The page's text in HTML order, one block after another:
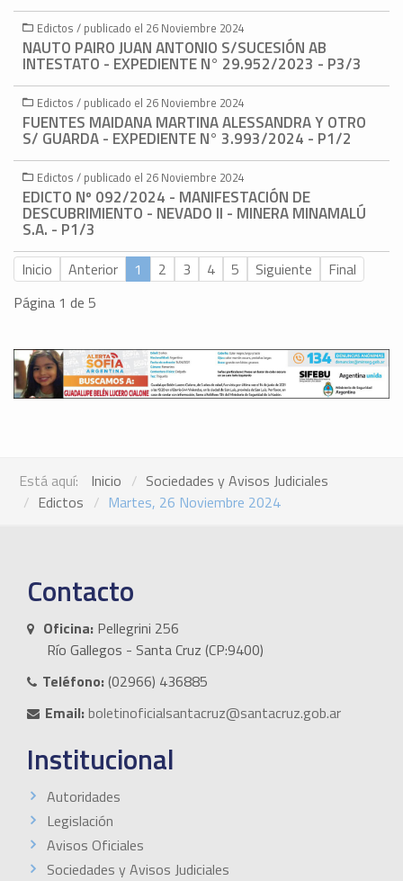
Edictos / publicado el 26 Noviembre 2024
NAUTO PAIRO JUAN ANTONIO S/SUCESIÓN AB
INTESTATO - EXPEDIENTE N° 29.952/2023 - P3/3
Edictos / publicado el 26 Noviembre 2024
FUENTES MAIDANA MARTINA ALESSANDRA Y OTRO
S/ GUARDA - EXPEDIENTE N° 3.993/2024 - P1/2
Edictos / publicado el 26 Noviembre 2024
EDICTO Nº 092/2024 - MANIFESTACIÓN DE
DESCUBRIMIENTO - NEVADO II - MINERA MINAMALÚ
S.A. - P1/3
Inicio Anterior 1 2 3 4 5 Siguiente
Final
Página 1 de 5
Está aquí: Inicio
Sociedades y Avisos Judiciales
Edictos
Martes, 26 Noviembre 2024
Contacto
Oficina: Pellegrini 256
Río Gallegos - Santa Cruz (CP:9400)
Teléfono:(02966) 436885
Email:boletinoficialsantacruz@santacruz.gob.ar
Institucional
Autoridades
Legislación
Avisos Oficiales
Sociedades y Avisos Judiciales